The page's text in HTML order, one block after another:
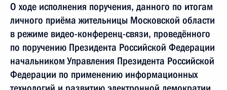
О ходе исполнения поручения, данного по итогам
личного приёма жительницы Московской области
в режиме видео-конференц-связи, проведённого
по поручению Президента Российской Федерации
начальником Управления Президента Российской
Федерации по применению информационных